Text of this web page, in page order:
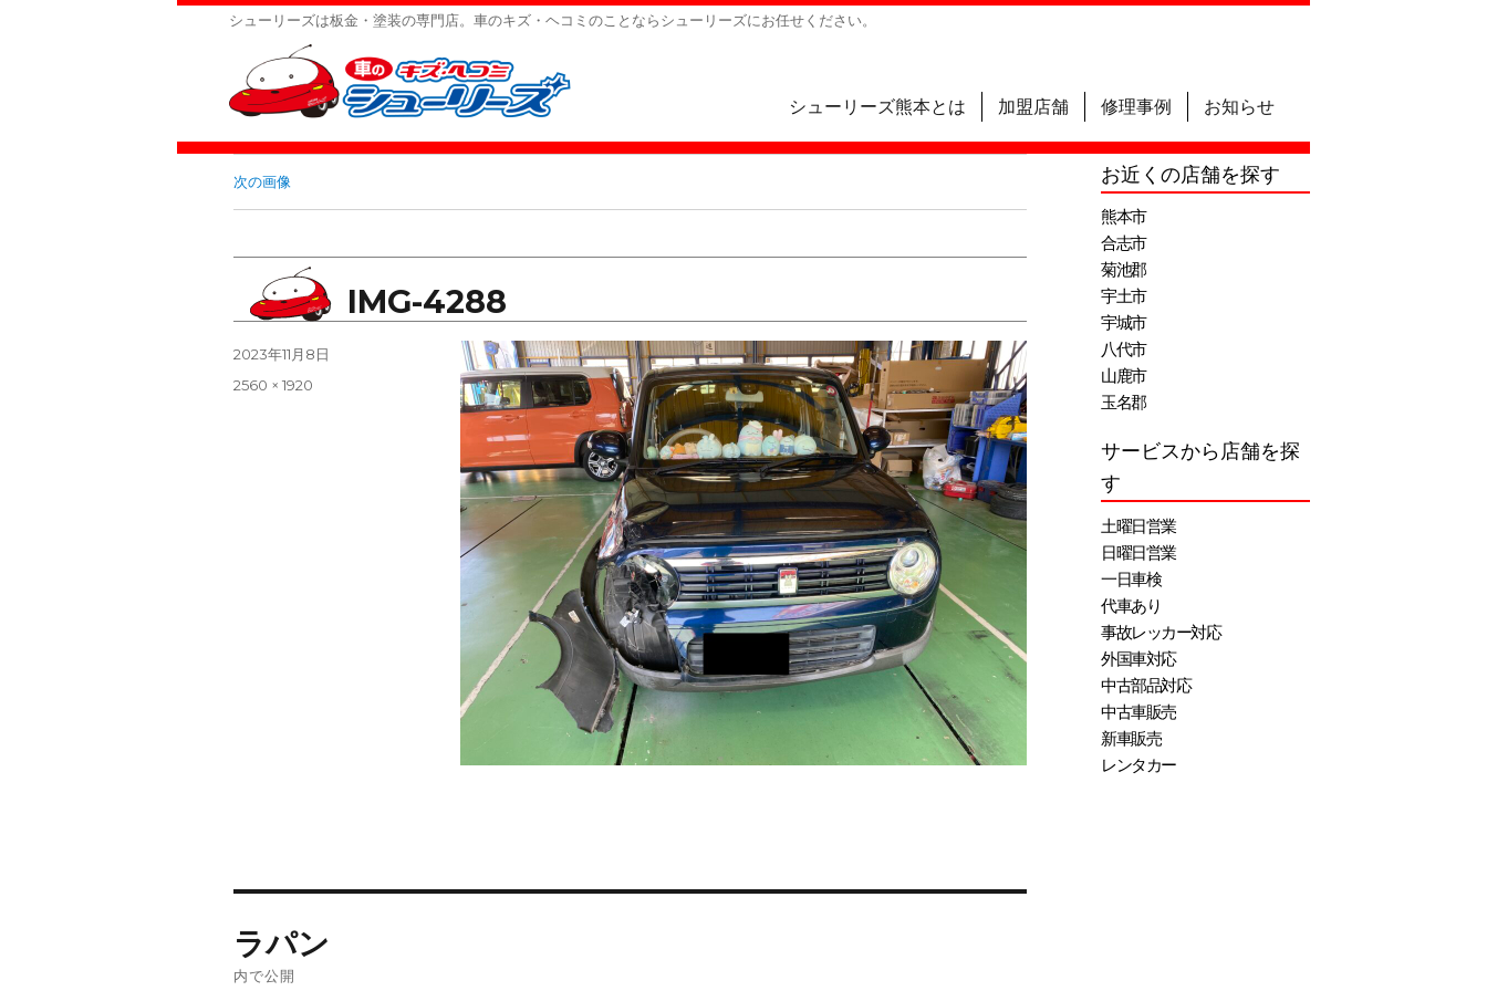
シューリーズは板金・塗装の専門店。車のキズ・ヘコミのことならシューリーズにお任せください。
シューリーズ熊本とは 加盟店舗 修理事例 お知らせ
次の画像
IMG-4288
投
稿
2023年11月8日
フ
2560 × 1920
稿
ラパン
内で公開
お近くの店舗を探す
熊本市
合志市
菊池郡
宇土市
宇城市
八代市
山鹿市
玉名郡
サービスから店舗を探
す
土曜日営業
日曜日営業
一日車検
代車あり
事故レッカー対応
外国車対応
中古部品対応
中古車販売
新車販売
レンタカー